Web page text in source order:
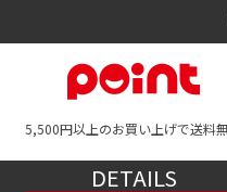
5,500円以上のお買い上げで送料
DETAILS